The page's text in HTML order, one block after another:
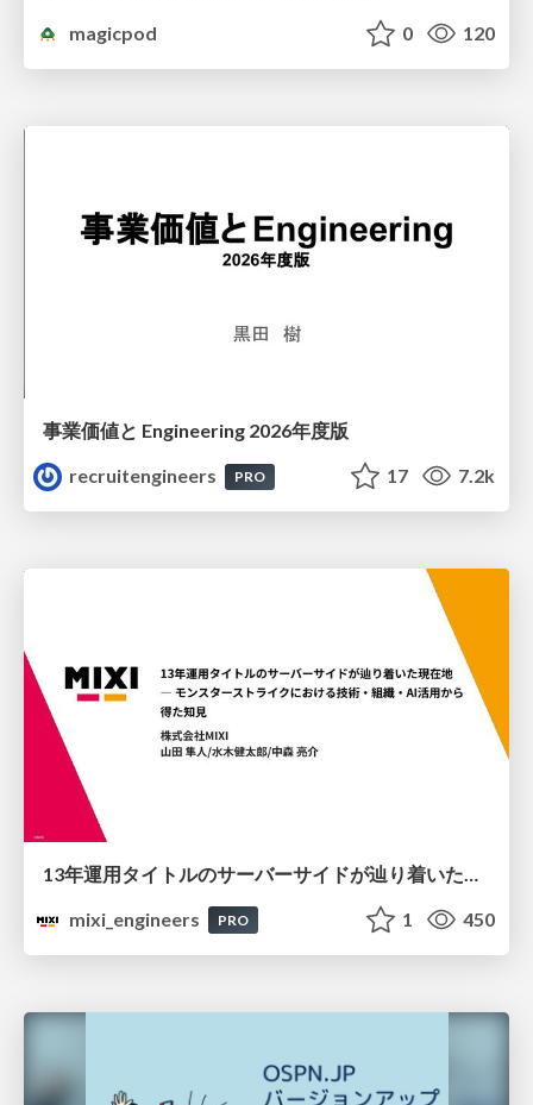
magicpod
0 120
事業価値と Engineering 2026年度版
recruitengineers
PRO 17 7.2k
mixi_engineers
PRO 1 450